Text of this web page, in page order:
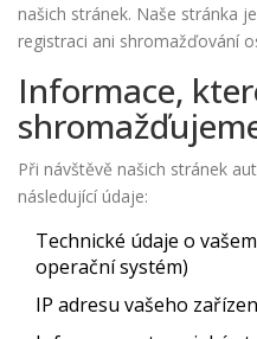
našich stránek. Naše stránka
registraci ani shromažďování
Informace,
Při návštěvě našich stránek
následující údaje:
Technické údaje o
operační systém)
IP adresu vašeho